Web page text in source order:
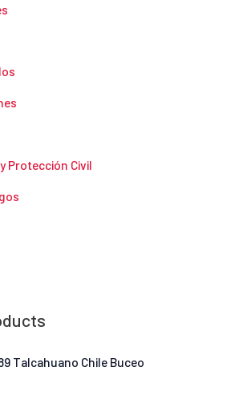
Protección Civil
Talcahuano Chile Buceo